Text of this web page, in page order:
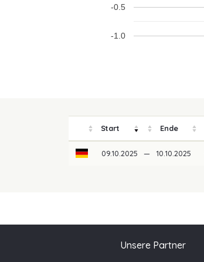
-1.0
-0.5
Start Ende
09.10.2025 — 10.10.2025
© 2026 PGAoG